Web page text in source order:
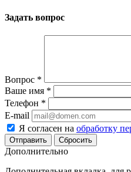
Задать вопрос
Вопрос *
Ваше имя *
Телефон *
E-mail
Я согласен на обработку
Сбросить
Дополнительно